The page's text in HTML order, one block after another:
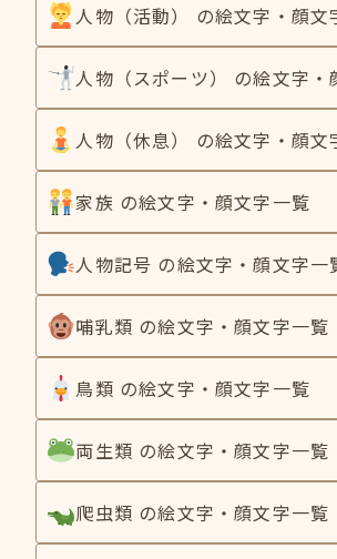
人物（活動） の絵文字・顔文
人物（スポーツ） の絵文字・
人物（休息） の絵文字・顔文
家族 の絵文字・顔文字一覧
人物記号 の絵文字・顔文字一
哺乳類 の絵文字・顔文字一覧
鳥類 の絵文字・顔文字一覧
両生類 の絵文字・顔文字一覧
爬虫類 の絵文字・顔文字一覧